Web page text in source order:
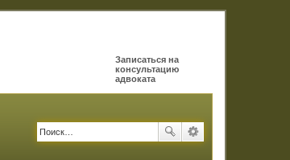
Записаться на
консультацию
адвоката